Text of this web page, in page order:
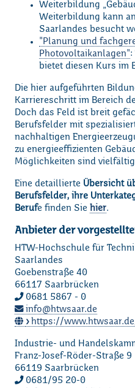
Weiterbildung
Weiterbildung kann
Saarlandes besucht
"Planung und
Photovoltaikanlagen":
bietet diesen Kurs im
Die hier aufgeführten
Karriereschritt im Bereich
Doch das Feld ist breit
Berufsfelder mit
nachhaltigen
zu energieeffizienten
Möglichkeiten sind
Eine detaillierte Übersicht
Berufsfelder, ihre
Berufe finden Sie hier.
Anbieter der
HTW-Hochschule für
Saarlandes
Goebenstraße 40
66117 Saarbrücken
0681 5867 - 0
info@htwsaar.de
https://
Industrie- und
Franz-Josef-Röder-Straße 9
66119 Saarbrücken
0681/95 20-0